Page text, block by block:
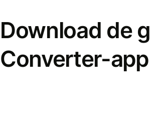
Download de
Converter-app